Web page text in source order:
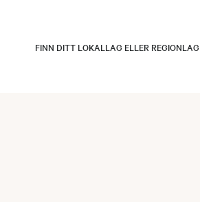
FINN DITT LOKALLAG ELLER REGIONLAG